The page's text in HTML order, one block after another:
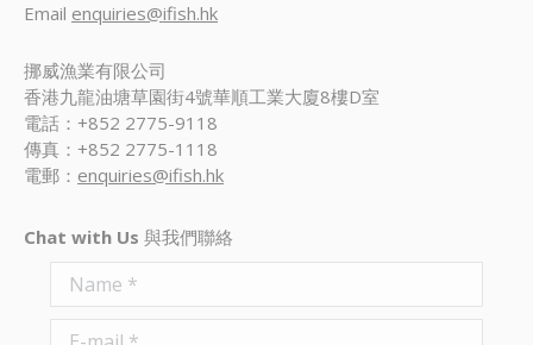
Email enquiries@ifish.hk
挪威漁業有限公司
香港九龍油塘草園街4號華順工業大廈8樓D室
電話：+852 2775-9118
傳真：+852 2775-1118
電郵： enquiries@ifish.hk
Chat with Us 與我們聯絡
Name *
E-mail *